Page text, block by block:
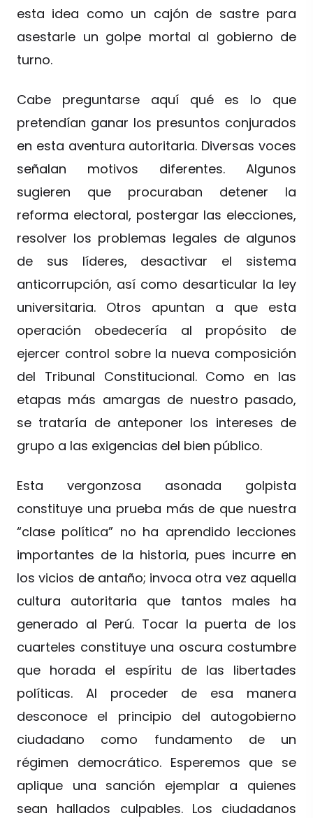
esta idea como un cajón de sastre para
asestarle un golpe mortal al gobierno de
turno.
Cabe preguntarse aquí qué es lo que
pretendían ganar los presuntos conjurados
en esta aventura autoritaria. Diversas voces
señalan motivos diferentes. Algunos
sugieren que procuraban detener la
reforma electoral, postergar las elecciones,
resolver los problemas legales de algunos
de sus líderes, desactivar el sistema
anticorrupción, así como desarticular la ley
universitaria. Otros apuntan a que esta
operación obedecería al propósito de
ejercer control sobre la nueva composición
del Tribunal Constitucional. Como en las
etapas más amargas de nuestro pasado,
se trataría de anteponer los intereses de
grupo a las exigencias del bien público.
Esta vergonzosa asonada golpista
constituye una prueba más de que nuestra
“clase política” no ha aprendido lecciones
importantes de la historia, pues incurre en
los vicios de antaño; invoca otra vez aquella
cultura autoritaria que tantos males ha
generado al Perú. Tocar la puerta de los
cuarteles constituye una oscura costumbre
que horada el espíritu de las libertades
políticas. Al proceder de esa manera
desconoce el principio del autogobierno
ciudadano como fundamento de un
régimen democrático. Esperemos que se
aplique una sanción ejemplar a quienes
sean hallados culpables. Los ciudadanos